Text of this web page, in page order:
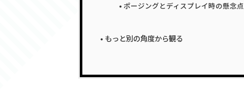
ポージングとディスプレイ時の懸念点
もっと別の角度から観る